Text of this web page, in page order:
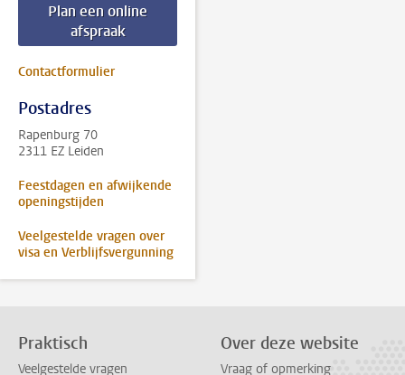
Plan een online
afspraak
Contactformulier
Postadres
Rapenburg 70
2311 EZ Leiden
Feestdagen en afwijkende
openingstijden
Veelgestelde vragen over
visa en Verblijfsvergunning
Praktisch
Veelgestelde vragen
Over deze website
Vraag of opmerking